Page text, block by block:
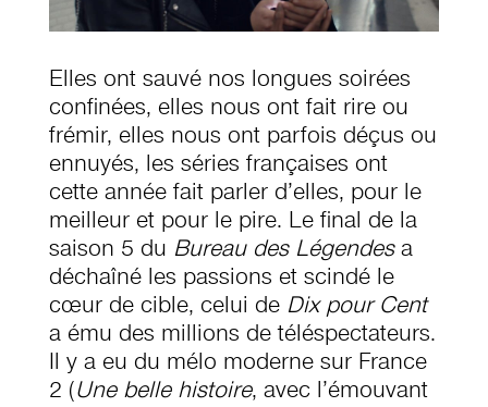
Elles ont sauvé nos longues soirées
confinées, elles nous ont fait rire ou
frémir, elles nous ont parfois déçus ou
ennuyés, les séries françaises ont
cette année fait parler d’elles, pour le
meilleur et pour le pire. Le final de la
saison 5 du Bureau des Légendesa
déchaîné les passions et scindé le
cœur de cible, celui de Dix pour Cent
a ému des millions de téléspectateurs.
Il y a eu du mélo moderne sur France
2 (Une belle histoire, avec l’émouvant